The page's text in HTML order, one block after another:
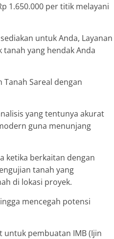
1.650.000 per titik melayani
untuk Anda, Layanan
yang hendak Anda
Sareal dengan
yang tentunya akurat
guna menunjang
ketika berkaitan dengan
tanah yang
di lokasi proyek.
mencegah potensi
untuk pembuatan IMB (Ijin